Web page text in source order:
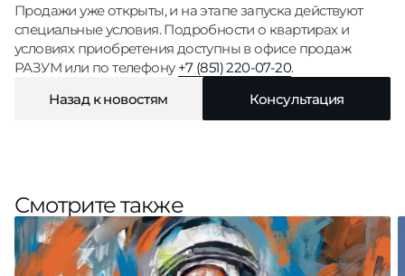
Продажи уже открыты, и на этапе запуска действуют
специальные условия. Подробности о квартирах и
условиях приобретения доступны в офисе продаж
РАЗУМ или по телефону +7 (851) 220-07-20.
Назад к новостям
Консультация
Смотрите также